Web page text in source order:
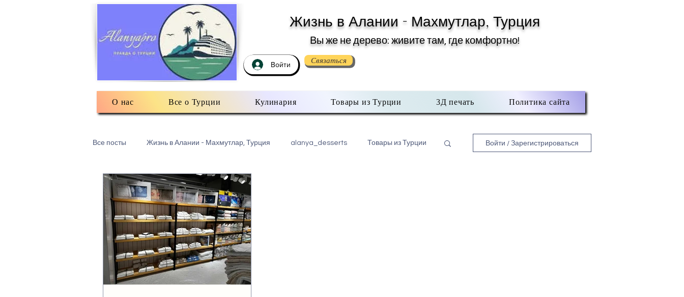
Жизнь в Алании - Махмутлар, Турция
Вы же не дерево: живите там, где комфортно!
Войти Связаться
О нас Все о Турции Кулинария Товары из Турции 3Д печать Политика сайта
Все посты Жизнь в Алании - Махмутлар, Турция alanya_desserts Товары из Турции
Турецкий текстиль Разное: обо всем помаленьку
Есть мнение 3Д печать в Махмутлар
Войти / Зарегистрироваться